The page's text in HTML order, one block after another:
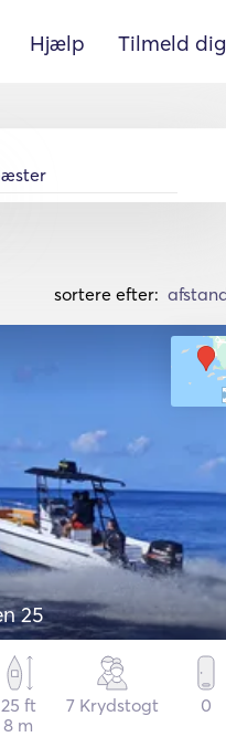
Hjælp Tilmeld dig
sortere efter:
25
25 ft
8 m
7 Krydstogt 0